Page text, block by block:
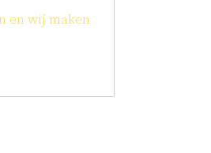
en wij maken